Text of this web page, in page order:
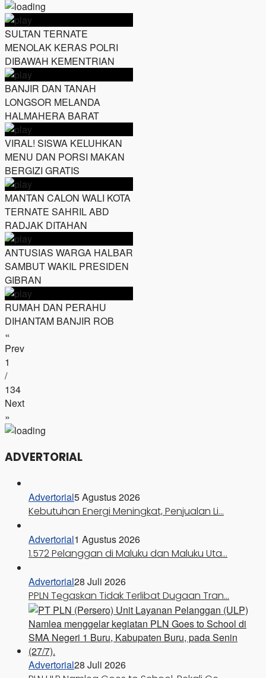
SULTAN TERNATE
MENOLAK KERAS POLRI
DIBAWAH KEMENTRIAN
BANJIR DAN TANAH
LONGSOR MELANDA
HALMAHERA BARAT
VIRAL! SISWA KELUHKAN
MENU DAN PORSI MAKAN
BERGIZI GRATIS
MANTAN CALON WALI KOTA
TERNATE SAHRIL ABD
RADJAK DITAHAN
ANTUSIAS WARGA HALBAR
SAMBUT WAKIL PRESIDEN
GIBRAN
RUMAH DAN PERAHU
DIHANTAM BANJIR ROB
«
Prev
1
/
134
Next
»
ADVERTORIAL
Advertorial5 Agustus 2026
Kebutuhan Energi Meningkat, Penjualan Li…
Advertorial1 Agustus 2026
1.572 Pelanggan di Maluku dan Maluku Uta…
Advertorial28 Juli 2026
PPLN Tegaskan Tidak Terlibat Dugaan Tran…
Advertorial28 Juli 2026